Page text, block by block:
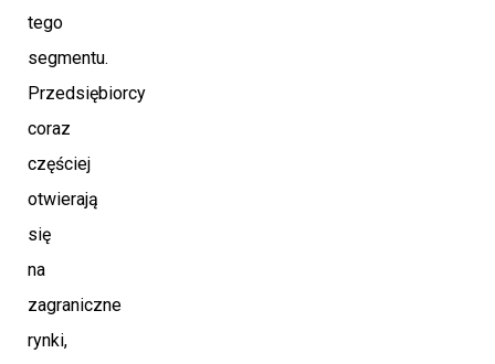
tego
segmentu.
Przedsiębiorcy
coraz
częściej
otwierają
się
na
zagraniczne
rynki,